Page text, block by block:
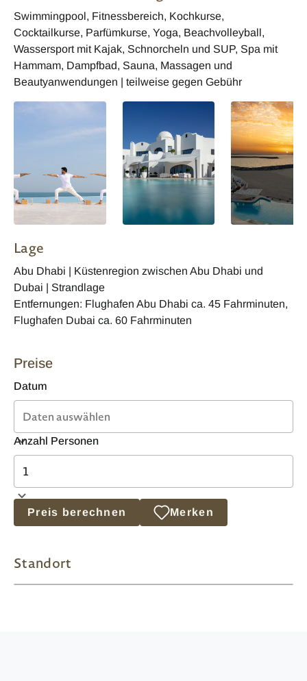
Swimmingpool, Fitnessbereich, Kochkurse,
Cocktailkurse, Parfümkurse, Yoga, Beachvolleyball,
Wassersport mit Kajak, Schnorcheln und SUP, Spa mit
Hammam, Dampfbad, Sauna, Massagen und
Beautyanwendungen | teilweise gegen Gebühr
Lage
Abu Dhabi | Küstenregion zwischen Abu Dhabi und
Dubai | Strandlage
Entfernungen: Flughafen Abu Dhabi ca. 45 Fahrminuten,
Flughafen Dubai ca. 60 Fahrminuten
Preise
Datum
Anzahl Personen
Preis berechnen Merken
Standort